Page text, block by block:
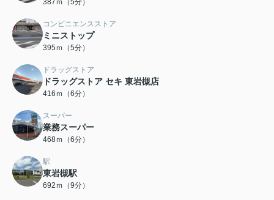
387ｍ（5分）
コンビニエンスストア
ミニストップ
395ｍ（5分）
ドラッグストア
ドラッグストア セキ 東岩槻店
416ｍ（6分）
スーパー
業務スーパー
468ｍ（6分）
駅
東岩槻駅
692ｍ（9分）